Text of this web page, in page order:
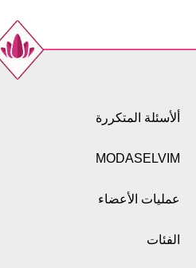
ألأسئلة المتكررة
MODASELVIM
عمليات الأعضاء
الفئات